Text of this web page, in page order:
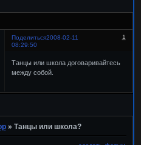
Поделиться 1
2008-02-11
08:29:50
Танцы или школа договаривайтесь
между собой.
» Танцы или школа?